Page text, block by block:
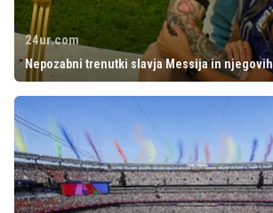
24ur.com
Nepozabni trenutki slavja Messija in